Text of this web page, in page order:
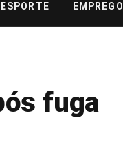
ESPORTE EMPREGO
fuga